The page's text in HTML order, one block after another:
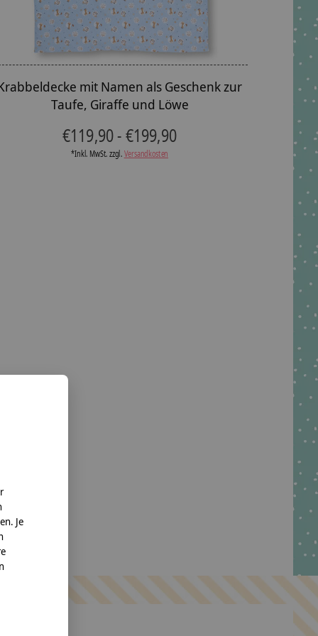
mit Namen als Geschenk zur
Taufe, Giraffe und Löwe
€119,90 - €199,90
*Inkl. MwSt. zzgl.Versandkosten
Je